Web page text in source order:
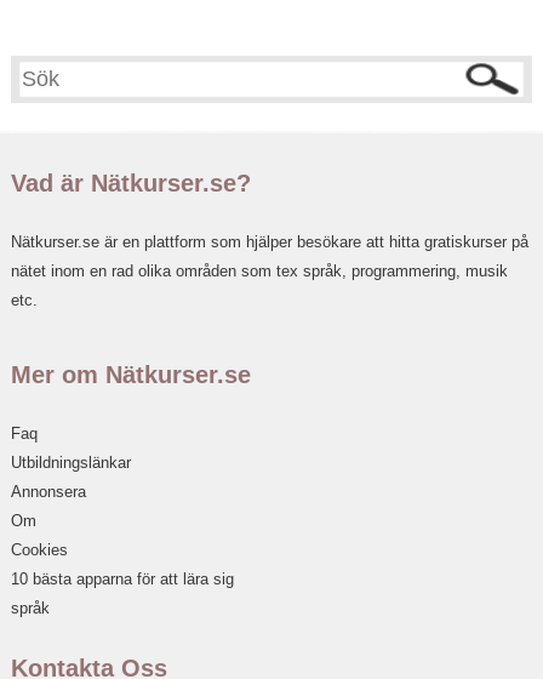
Vad är Nätkurser.se?
Nätkurser.se är en plattform som hjälper besökare att hitta gratiskurser på
nätet inom en rad olika områden som tex språk, programmering, musik
etc.
Mer om Nätkurser.se
Faq
Utbildningslänkar
Annonsera
Om
Cookies
10 bästa apparna för att lära sig
språk
Kontakta Oss